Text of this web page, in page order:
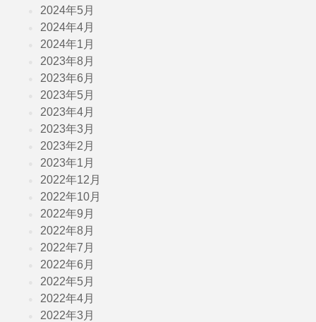
2024年5月
2024年4月
2024年1月
2023年8月
2023年6月
2023年5月
2023年4月
2023年3月
2023年2月
2023年1月
2022年12月
2022年10月
2022年9月
2022年8月
2022年7月
2022年6月
2022年5月
2022年4月
2022年3月